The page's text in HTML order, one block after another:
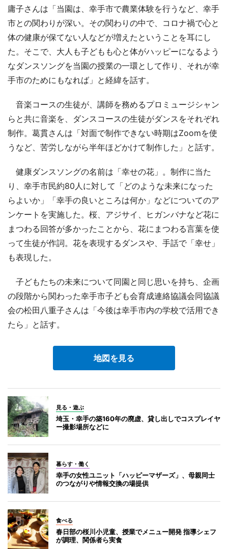
庸子さんは「当園は、幸手市で農業体験を行うなど、幸手
市との関わりが深い。その関わりの中で、コロナ禍で心と
体の健康が保てない人などが増えたということを耳にし
た。そこで、大人も子どもも心と体がハッピーになるよう
なダンスソングを当園の授業の一環として作り、それが幸
手市のためにもなれば」と経緯を話す。
音楽コースの生徒が、講師を務めるプロミュージシャン
らと共に音楽を、ダンスコースの生徒がダンスをそれぞれ
制作。葛貫さんは「対面で制作できない時期はZoomを使
うなど、苦労しながら半年ほどかけて制作した」と話す。
健康ダンスソングの名前は「幸せの花」。制作に当た
り、幸手市民約80人に対して「どのような未来になった
らよいか」「幸手の良いところは何か」などについてのア
ンケートを実施した。桜、アジサイ、ヒガンバナなど花に
まつわる回答が多かったことから、花にまつわる言葉を使
って生徒が作詞。花を表現するダンスや、手話で「幸せ」
も表現した。
子どもたちの未来について同園と同じ思いを持ち、企画
の段階から関わった幸手市子ども会育成連絡協議会同協議
会の松田八重子さんは「今後は幸手市内の学校で活用でき
たら」と話す。
地図を見る
見る・遊ぶ
埼玉・幸手の築160年の廃虚、貸し出しでコスプレイヤ
ー撮影場所などに
暮らす・働く
幸手の女性ユニット「ハッピーマザーズ」、母親同士
のつながりや情報交換の場提供
食べる
春日部の桜川小児童、授業でメニュー開発 指導シェフ
が調理、関係者ら実食